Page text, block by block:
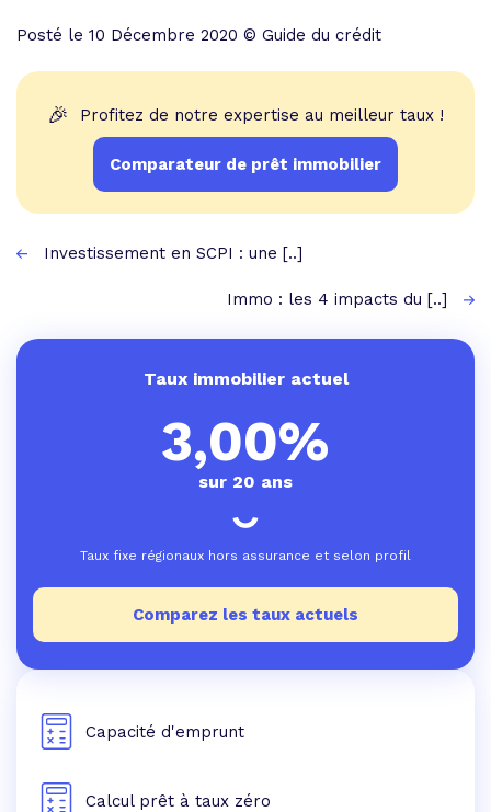
Posté le 10 Décembre 2020 © Guide du crédit
🎉 Profitez de notre expertise au meilleur taux !
Comparateur de prêt immobilier
Investissement en SCPI : une [..]
Immo : les 4 impacts du [..]
Taux immobilier actuel
3,00%
sur 20 ans
Taux fixe régionaux hors assurance et selon profil
Comparez les taux actuels
Capacité d'emprunt
Calcul prêt à taux zéro